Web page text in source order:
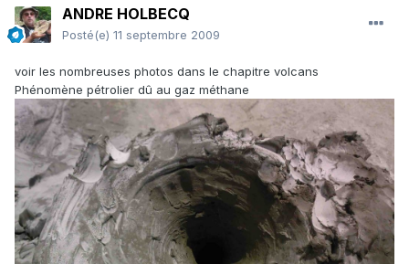
ANDRE HOLBECQ
Posté(e) 11 septembre 2009
voir les nombreuses photos dans le chapitre volcans
Phénomène pétrolier dû au gaz méthane